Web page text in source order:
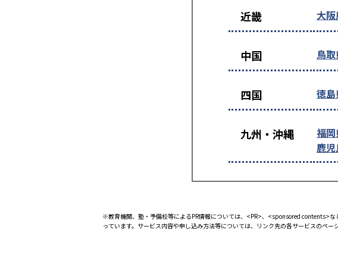
近畿 大
中国 鳥
四国 徳
九州・沖縄 福
鹿
※教育機関、塾・予備校等によるPR情報については、<PR>、<sponsored contents>
っています。サービス内容や申し込み方法等については、リンク先の各サービスのペー